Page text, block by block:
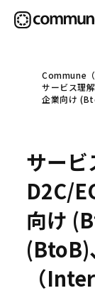
事例
セミナー
Commune（
サービス理
企業向け
サービ
D2C/
向け
(BtoB)
（